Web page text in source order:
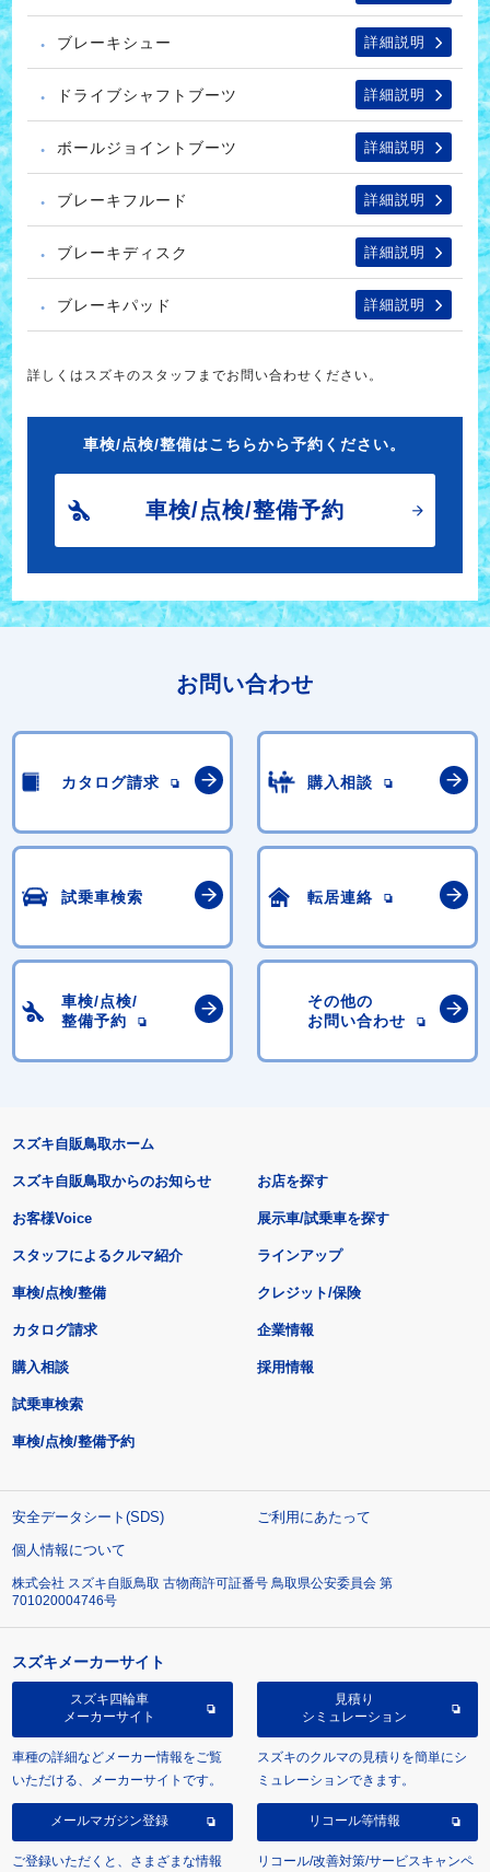
ブレーキシュー 詳細説明
ドライブシャフトブーツ 詳細説明
ボールジョイントブーツ 詳細説明
ブレーキフルード 詳細説明
ブレーキディスク 詳細説明
ブレーキパッド 詳細説明
詳しくはスズキのスタッフまでお問い合わせください。
車検/点検/整備はこちらから予約ください。
車検/点検/整備予約
お問い合わせ
カタログ請求 購入相談
試乗車検索 転居連絡
車検/点検/
整備予約
その他の
お問い合わせ
スズキ自販鳥取ホーム
スズキ自販鳥取からのお知らせ
お客様Voice
スタッフによるクルマ紹介
お店を探す
展示車/試乗車を探す
ラインアップ
車検/点検/整備 クレジット/保険
カタログ請求
購入相談
試乗車検索
車検/点検/整備予約
企業情報
採用情報
安全データシート(SDS)
ご利用にあたって
個人情報について
株式会社 スズキ自販鳥取 古物商許可証番号 鳥取県公安委員会 第
701020004746号
スズキメーカーサイト
スズキ四輪車
メーカーサイト
車種の詳細などメーカー情報をご覧
いただける、メーカーサイトです。
見積り
シミュレーション
スズキのクルマの見積りを簡単にシ
ミュレーションできます。
メールマガジン登録
ご登録いただくと、さまざまな情報
リコール等情報
リコール/改善対策/サービスキャンペ